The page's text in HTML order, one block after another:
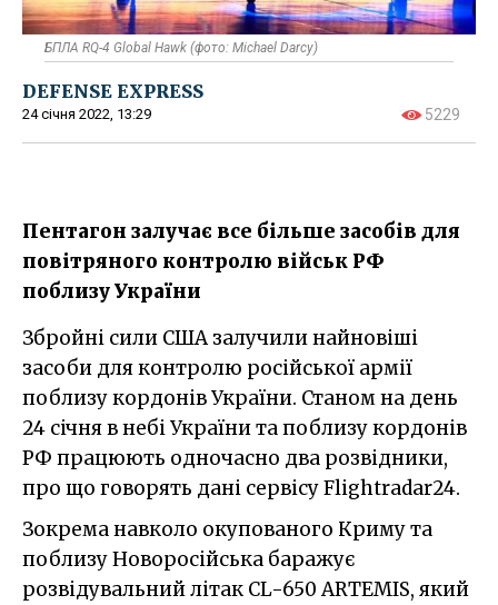
БПЛА RQ-4 Global Hawk (фото: Michael Darcy)
DEFENSE EXPRESS
24 січня 2022, 13:29 5229
Пентагон залучає все більше засобів для
повітряного контролю військ РФ
поблизу України
Збройні сили США залучили найновіші
засоби для контролю російської армії
поблизу кордонів України. Станом на день
24 січня в небі України та поблизу кордонів
РФ працюють одночасно два розвідники,
про що говорять дані сервісу Flightradar24.
Зокрема навколо окупованого Криму та
поблизу Новоросійська баражує
розвідувальний літак CL-650 ARTEMIS, який